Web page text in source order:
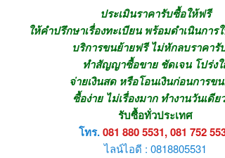
ประเมินราคารับซื้อให้ฟรี
ให้คำปรึกษาเรื่องทะเบียน พร้อมดำเนินกา
บริการขนย้ายฟรี ไม่หักลบราคารั
ทำสัญญาซื้อขาย ชัดเจน โปร่งใ
จ่ายเงินสด หรือโอนเงินก่อนการข
ซื้อง่าย ไม่เรื่องมาก ทำงานวันเดีย
รับซื้อทั่วประเทศ
โทร.081 880 5531, 081 752
ไลน์ไอดี : 0818805531